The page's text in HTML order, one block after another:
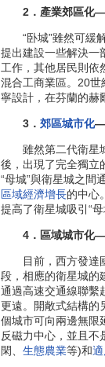
2．產業郊區化
“卧城”雖然可緩解
提出建設一些解決一
工作，其他居民則依
混合工商業區。20世
寧設計，在芬蘭的赫
3． 郊區城市化
雖然第二代衛星城
後，出現了完全獨立
“母城”與衛星城之間
區域經濟增長的中心
提高了衛星城吸引“
4．區域城市化
目前，西方發達國
段，相應的衛星城的
通過高速交通線聯繫
更遠。開敞式結構的
個城市可向兩邊無限
反磁力中心，並且不
閑、 生態農業等)和